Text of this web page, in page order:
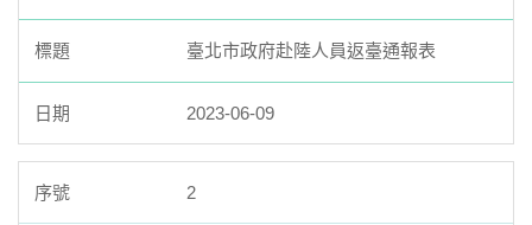
臺北市政府赴陸人員返臺通報表
2023-06-09
2